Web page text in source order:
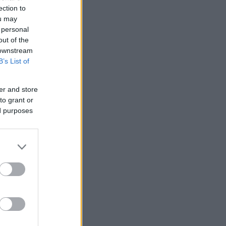
to
may
of the
List of
and store
grant or
purposes